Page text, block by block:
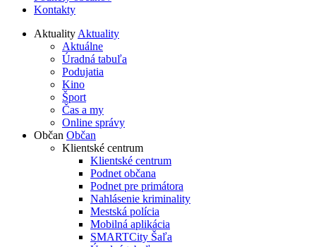
Kontakty
Aktuality Aktuality
Aktuálne
Úradná tabuľa
Podujatia
Kino
Šport
Čas a my
Online správy
Občan Občan
Klientské centrum
Klientské centrum
Podnet občana
Podnet pre primátora
Nahlásenie kriminality
Mestská polícia
Mobilná aplikácia
SMARTCity Šaľa